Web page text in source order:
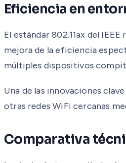
Eficiencia en
El estándar 802.11ax del
mejora de la eficiencia
múltiples dispositivos
Una de las innovaciones
otras redes WiFi cercanas
Comparativa